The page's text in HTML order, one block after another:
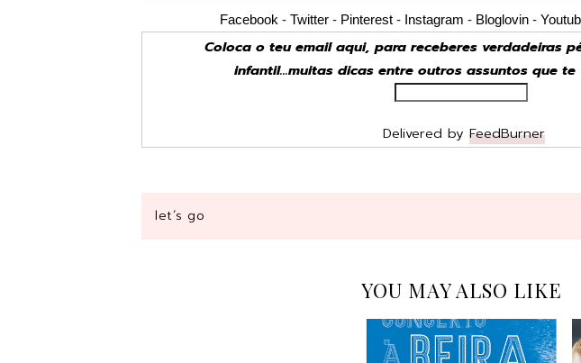
Facebook - Twitter - Pinterest - Instagram - Bloglovin -
Coloca o teu email aqui, para receberes verdadeiras
infantil...muitas dicas entre outros assuntos que te
Delivered by FeedBurner
let´s go
YOU MAY ALSO LIKE